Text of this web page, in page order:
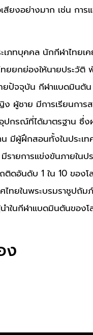
เสียงอย่างมาก เช่น ก
ภทบุคคล นักกีฬาไทยเ
ทยยกย่องให้นายประ
ปัจจุบัน กีฬาแบดมินตัน
ผู้ชาย มีการเรียนการ
กรณ์ที่ได้มาตรฐาน ซึ่
ผู้ฝึกสอนทั้งในประเท
ายการแข่งขันภายใน
ดอันดับ 1 ใน 10 ของ
ทยในพระบรมราชูปถัม
ำในกีฬาแบดมินตันของ
ง